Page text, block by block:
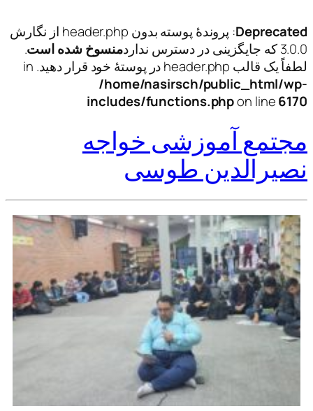
Deprecated
: پروندهٔ پوسته بدون header.php از نگارش
3.0.0 که جایگزینی در دسترس ندارد
منسوخ شده است.
لطفاً یک قالب header.php در پوستهٔ خود قرار دهید. in
/home/nasirsch/public_html/wp-
includes/functions.phpon line6170
مجتمع آموزشی خواجه
نصیرالدین طوسی